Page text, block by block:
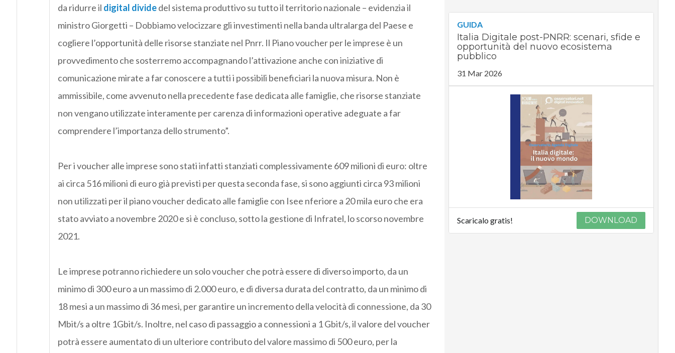
da ridurre il digital dividedel sistema produttivo su tutto il territorio nazionale – evidenzia il
ministro Giorgetti – Dobbiamo velocizzare gli investimenti nella banda ultralarga del Paese e
cogliere l’opportunità delle risorse stanziate nel Pnrr. Il Piano voucher per le imprese è un
provvedimento che sosterremo accompagnando l’attivazione anche con iniziative di
comunicazione mirate a far conoscere a tutti i possibili beneficiari la nuova misura. Non è
ammissibile, come avvenuto nella precedente fase dedicata alle famiglie, che risorse stanziate
non vengano utilizzate interamente per carenza di informazioni operative adeguate a far
comprendere l’importanza dello strumento”.
Per i voucher alle imprese sono stati infatti stanziati complessivamente 609 milioni di euro: oltre
ai circa 516 milioni di euro già previsti per questa seconda fase, si sono aggiunti circa 93 milioni
non utilizzati per il piano voucher dedicato alle famiglie con Isee nferiore a 20 mila euro che era
stato avviato a novembre 2020 e si è concluso, sotto la gestione di Infratel, lo scorso novembre
2021.
Le imprese potranno richiedere un solo voucher che potrà essere di diverso importo, da un
minimo di 300 euro a un massimo di 2.000 euro, e di diversa durata del contratto, da un minimo di
18 mesi a un massimo di 36 mesi, per garantire un incremento della velocità di connessione, da 30
Mbit/s a oltre 1Gbit/s. Inoltre, nel caso di passaggio a connessioni a 1 Gbit/s, il valore del voucher
potrà essere aumentato di un ulteriore contributo del valore massimo di 500 euro, per la
GUIDA
Italia Digitale post-PNRR: scenari, sfide e
opportunità del nuovo ecosistema
pubblico
31 Mar 2026
Scaricalo gratis! DOWNLOAD